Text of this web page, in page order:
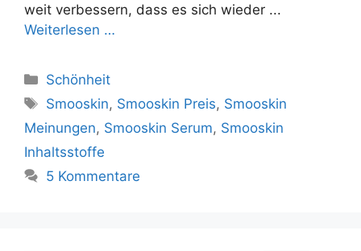
weit verbessern, dass es sich wieder ...
Weiterlesen …
Kategorien
Schönheit
Schlagwörter
Smooskin, Smooskin Preis, Smooskin
Meinungen, Smooskin Serum, Smooskin
Inhaltsstoffe
5 Kommentare